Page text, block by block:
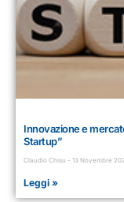
Innovazione e
Startup”
Claudio Chisu 13 Novembre
Leggi »